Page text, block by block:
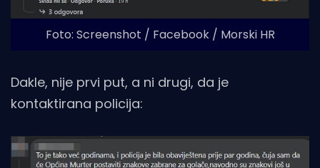
Foto: Screenshot / Facebook / Morski HR
Dakle, nije prvi put, a ni drugi, da je
kontaktirana policija: